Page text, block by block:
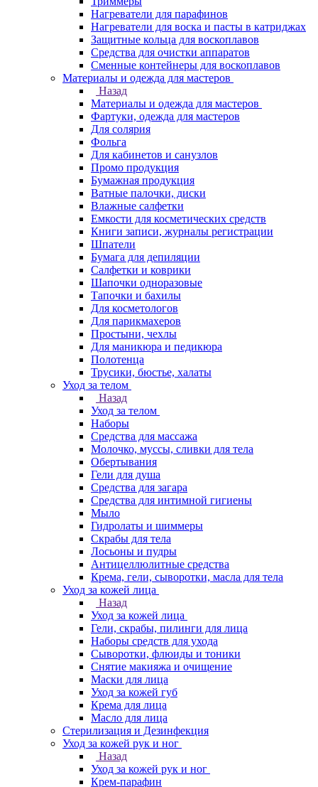
Нагреватели для парафинов
Нагреватели для воска и пасты в катриджах
Защитные кольца для воскоплавов
Средства для очистки аппаратов
Сменные контейнеры для воскоплавов
Материалы и одежда для мастеров
Назад
Материалы и одежда для мастеров
Фартуки, одежда для мастеров
Для солярия
Фольга
Для кабинетов и санузлов
Промо продукция
Бумажная продукция
Ватные палочки, диски
Влажные салфетки
Емкости для косметических средств
Книги записи, журналы регистрации
Шпатели
Бумага для депиляции
Салфетки и коврики
Шапочки одноразовые
Тапочки и бахилы
Для косметологов
Для парикмахеров
Простыни, чехлы
Для маникюра и педикюра
Полотенца
Трусики, бюстье, халаты
Уход за телом
Назад
Уход за телом
Наборы
Средства для массажа
Молочко, муссы, сливки для тела
Обертывания
Гели для душа
Средства для загара
Средства для интимной гигиены
Мыло
Гидролаты и шиммеры
Скрабы для тела
Лосьоны и пудры
Антицеллюлитные средства
Крема, гели, сыворотки, масла для тела
Уход за кожей лица
Назад
Уход за кожей лица
Гели, скрабы, пилинги для лица
Наборы средств для ухода
Сыворотки, флюиды и тоники
Снятие макияжа и очищение
Маски для лица
Уход за кожей губ
Крема для лица
Масло для лица
Стерилизация и Дезинфекция
Уход за кожей рук и ног
Назад
Уход за кожей рук и ног
Крем-парафин